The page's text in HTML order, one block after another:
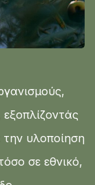
υλοποίηση
σε εθνικό,